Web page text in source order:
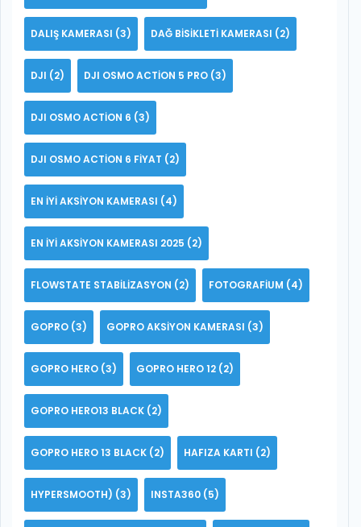
DALIŞ KAMERASI (3) DAĞ BISIKLETI KAMERASI (2)
DJI (2) DJI OSMO ACTION 5 PRO (3)
DJI OSMO ACTION 6 (3)
DJI OSMO ACTION 6 FIYAT (2)
EN IYI AKSIYON KAMERASI (4)
EN IYI AKSIYON KAMERASI 2025 (2)
FLOWSTATE STABILIZASYON (2) FOTOGRAFIUM (4)
GOPRO (3) GOPRO AKSIYON KAMERASI (3)
GOPRO HERO (3) GOPRO HERO 12 (2)
GOPRO HERO13 BLACK (2)
GOPRO HERO 13 BLACK (2) HAFIZA KARTI (2)
HYPERSMOOTH) (3) INSTA360 (5)